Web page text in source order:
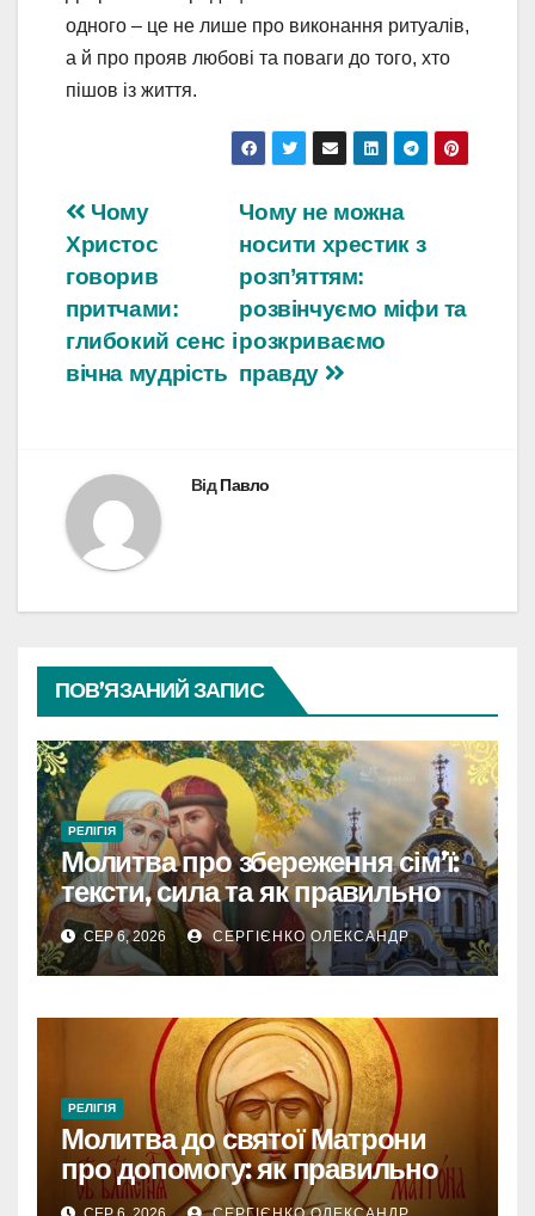
одного – це не лише про виконання ритуалів,
а й про прояв любові та поваги до того, хто
пішов із життя.
Навігація
записів
Чому не можна
носити хрестик з
розп’яттям:
розвінчуємо міфи та
розкриваємо
правду
Чому
Христос
говорив
притчами:
глибокий сенс і
вічна мудрість
ВідПавло
ПОВ’ЯЗАНИЙ ЗАПИС
РЕЛІГІЯ
Молитва про збереження сім’ї:
тексти, сила та як правильно
читати
СЕР 6, 2026 СЕРГІЄНКО ОЛЕКСАНДР
РЕЛІГІЯ
Молитва до святої Матрони
про допомогу: як правильно
звертатися